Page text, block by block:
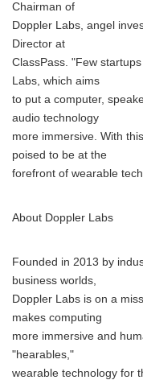
Chairman of
Doppler Labs, angel
Director at
ClassPass. "Few
Labs, which aims
to put a computer,
audio technology
more immersive. With
poised to be at the
forefront of wearable
About Doppler Labs
Founded in 2013 by
business worlds,
Doppler Labs is on a
makes computing
more immersive and
"hearables,"
wearable technology for